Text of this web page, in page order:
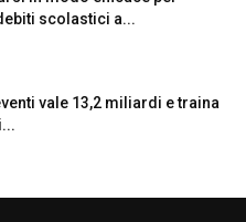
scolastici a...
vale 13,2 miliardi e traina